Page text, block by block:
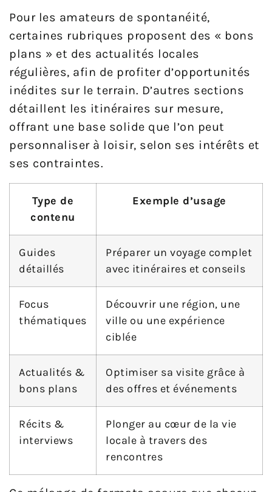
Pour les amateurs de spontanéité,
certaines rubriques proposent des « bons
plans » et des actualités locales
régulières, afin de profiter d’opportunités
inédites sur le terrain. D’autres sections
détaillent les itinéraires sur mesure,
offrant une base solide que l’on peut
personnaliser à loisir, selon ses intérêts et
ses contraintes.
Type de
contenu
Exemple d’usage
Guides
détaillés
Préparer un voyage complet
avec itinéraires et conseils
Focus
thématiques
Découvrir une région, une
ville ou une expérience
ciblée
Actualités &
bons plans
Optimiser sa visite grâce à
des offres et événements
Récits &
interviews
Plonger au cœur de la vie
locale à travers des
rencontres